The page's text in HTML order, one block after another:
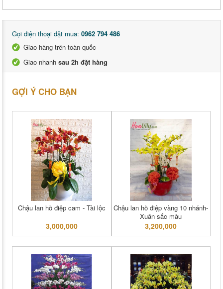
Gọi điện thoại đặt mua: 0962 794 486
Giao hàng trên toàn quốc
Giao nhanh sau 2h đặt hàng
GỢI Ý CHO BẠN
Chậu lan hồ điệp cam - Tài lộc
3,000,000
Chậu lan hồ điệp vàng 10 nhánh-
Xuân sắc màu
3,200,000